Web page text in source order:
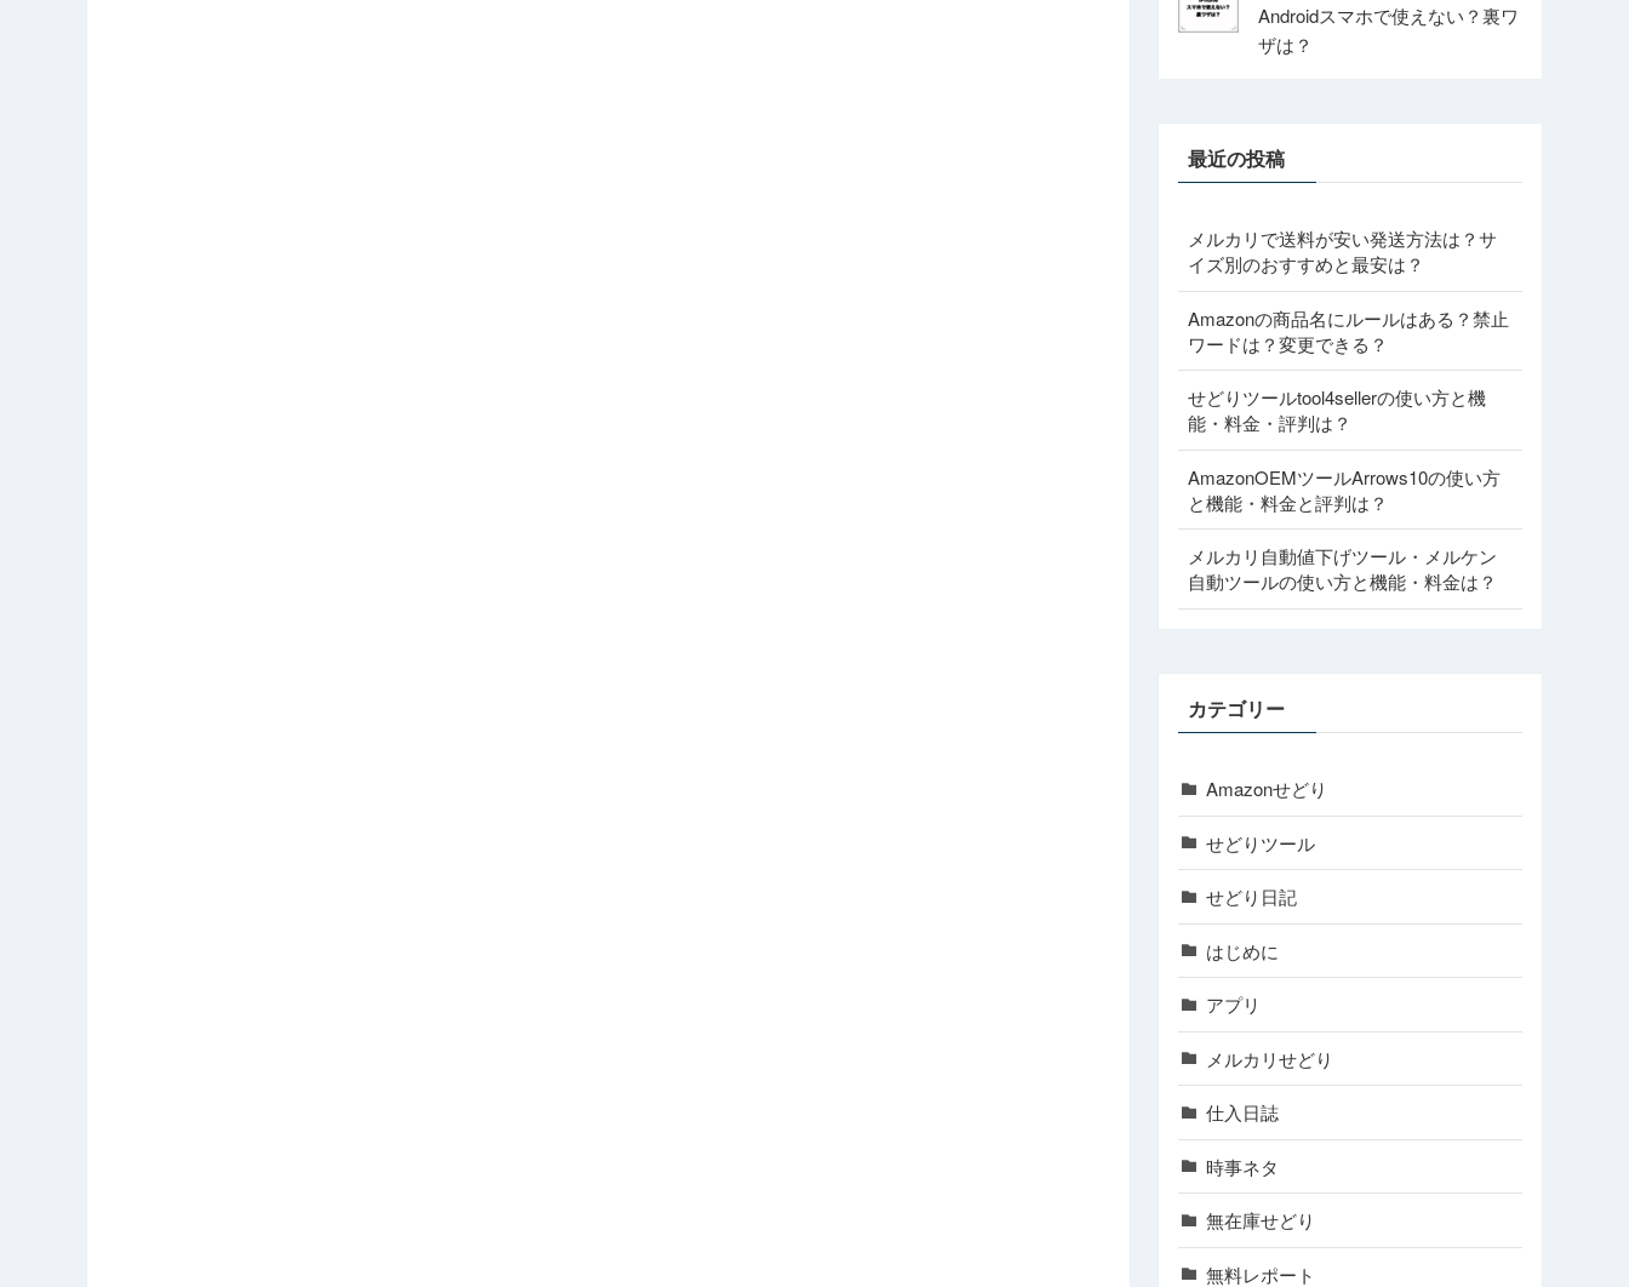
Androidスマホで使えない？裏ワ
ザは？
最近の投稿
メルカリで送料が安い発送方法は？サ
イズ別のおすすめと最安は？
Amazonの商品名にルールはある？禁止
ワードは？変更できる？
せどりツールtool4sellerの使い方と機
能・料金・評判は？
AmazonOEMツールArrows10の使い方
と機能・料金と評判は？
メルカリ自動値下げツール・メルケン
自動ツールの使い方と機能・料金は？
カテゴリー
Amazonせどり
せどりツール
せどり日記
はじめに
アプリ
メルカリせどり
仕入日誌
時事ネタ
無在庫せどり
無料レポート